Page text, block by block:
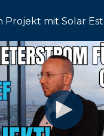
Projekt mit Solar